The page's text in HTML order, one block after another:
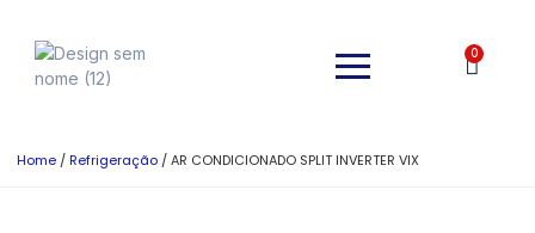
0
Home /Refrigeração / AR CONDICIONADO SPLIT INVERTER VIX